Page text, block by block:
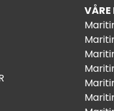
VÅRE